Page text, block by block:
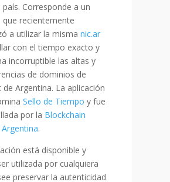
Corresponde a un
recientemente
a utilizar la misma nic.ar
con el tiempo exacto y
incorruptible las altas y
de dominios de
de Argentina. La aplicación
Sello de Tiempo y fue
por la Blockchain
.
está disponible y
utilizada por cualquiera
preservar la autenticidad